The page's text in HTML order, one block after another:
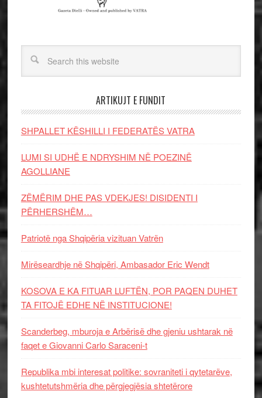
ARTIKUJT E FUNDIT
SHPALLET KËSHILLI I FEDERATËS VATRA
LUMI SI UDHË E NDRYSHIM NË POEZINË
AGOLLIANE
ZËMËRIM DHE PAS VDEKJES! DISIDENTI I
PËRHERSHËM…
Patriotë nga Shqipëria vizituan Vatrën
Mirëseardhje në Shqipëri, Ambasador Eric Wendt
KOSOVA E KA FITUAR LUFTËN, POR PAQEN DUHET
TA FITOJË EDHE NË INSTITUCIONE!
Scanderbeg, mburoja e Arbërisë dhe gjeniu ushtarak në
faqet e Giovanni Carlo Saraceni-t
Republika mbi interesat politike: sovraniteti i qytetarëve,
kushtetutshmëria dhe përgjegjësia shtetërore